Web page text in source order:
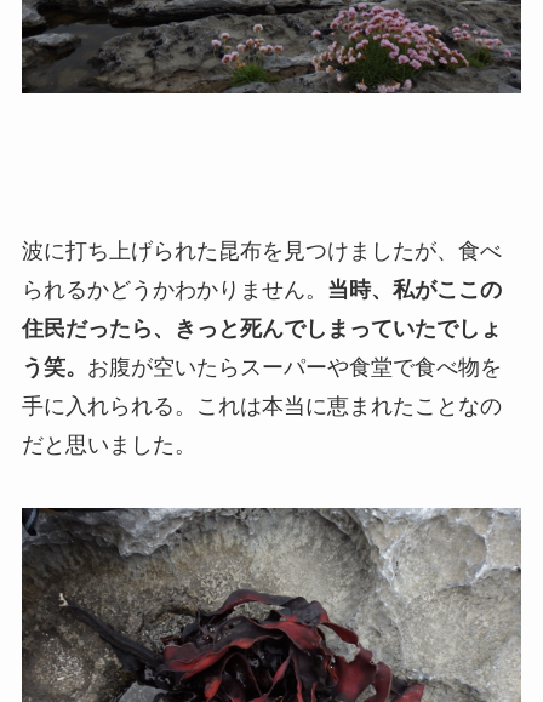
波に打ち上げられた昆布を見つけましたが、食べ
られるかどうかわかりません。 当時、私がここの
住民だったら、きっと死んでしまっていたでしょ
う笑。 お腹が空いたらスーパーや食堂で食べ物を
手に入れられる。これは本当に恵まれたことなの
だと思いました。